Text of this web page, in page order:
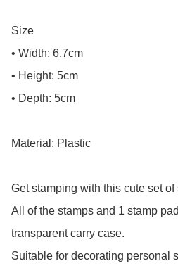
Size
• Width: 6.7cm
• Height: 5cm
• Depth: 5cm
Material: Plastic
Get stamping with this cute set of
All of the stamps and 1 stamp
transparent carry case.
Suitable for decorating personal